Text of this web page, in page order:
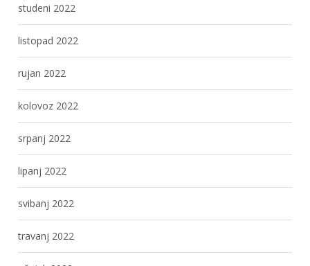
studeni 2022
listopad 2022
rujan 2022
kolovoz 2022
srpanj 2022
lipanj 2022
svibanj 2022
travanj 2022